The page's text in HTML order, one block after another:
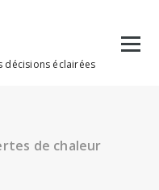
décisions éclairées
de chaleur